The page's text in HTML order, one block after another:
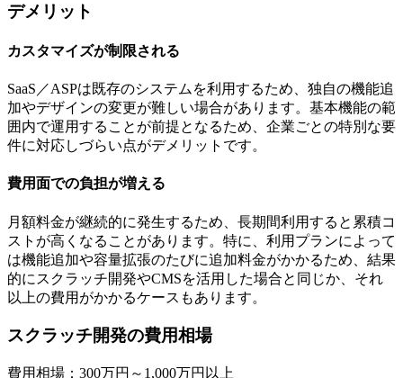
デメリット
カスタマイズが制限される
SaaS／ASPは既存のシステムを利用するため、独自の機能追
加やデザインの変更が難しい場合があります。基本機能の範
囲内で運用することが前提となるため、企業ごとの特別な要
件に対応しづらい点がデメリットです。
費用面での負担が増える
月額料金が継続的に発生するため、長期間利用すると累積コ
ストが高くなることがあります。特に、利用プランによって
は機能追加や容量拡張のたびに追加料金がかかるため、結果
的にスクラッチ開発やCMSを活用した場合と同じか、それ
以上の費用がかかるケースもあります。
スクラッチ開発の費用相場
費用相場：300万円～1,000万円以上